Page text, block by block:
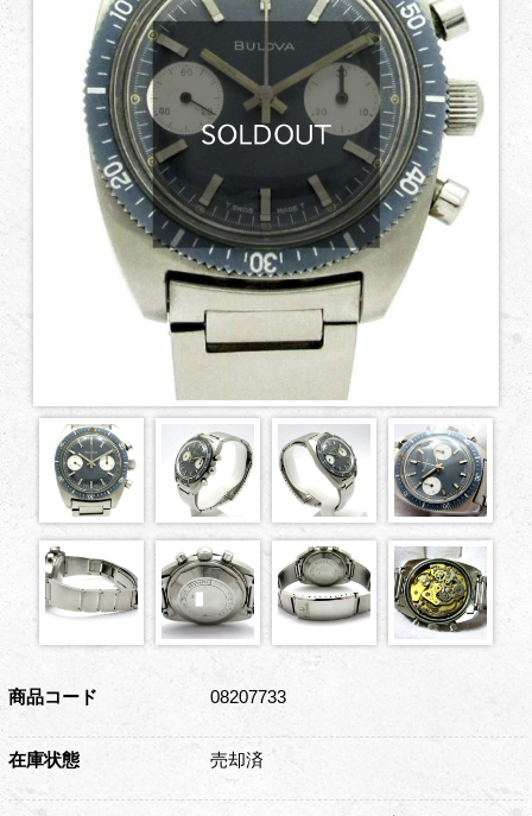
商品コード 08207733
在庫状態 売却済